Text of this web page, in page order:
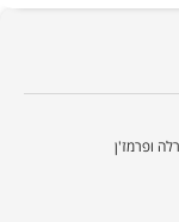
ופרמז'ן